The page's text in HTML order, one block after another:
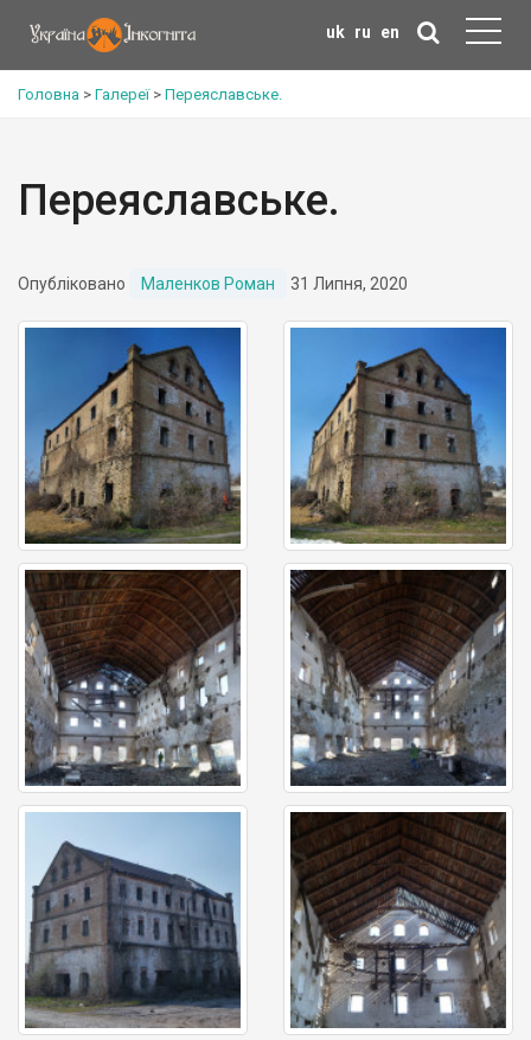
uk ru en
Головна > Галереї> Переяславське.
Переяславське.
Опубліковано Маленков Роман 31 Липня, 2020